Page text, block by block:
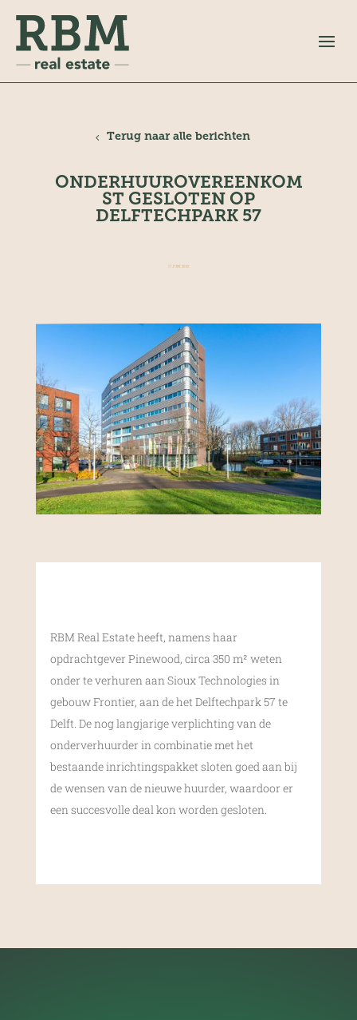
Terug naar alle berichten
ONDERHUUROVEREENKOM
ST GESLOTEN OP
DELFTECHPARK 57
17 JUNI 2022
RBM Real Estate heeft, namens haar
opdrachtgever Pinewood, circa 350 m² weten
onder te verhuren aan Sioux Technologies in
gebouw Frontier, aan de het Delftechpark 57 te
Delft. De nog langjarige verplichting van de
onderverhuurder in combinatie met het
bestaande inrichtingspakket sloten goed aan bij
de wensen van de nieuwe huurder, waardoor er
een succesvolle deal kon worden gesloten.